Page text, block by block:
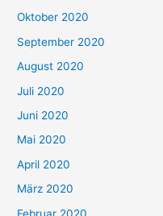
Oktober 2020
September 2020
August 2020
Juli 2020
Juni 2020
Mai 2020
April 2020
März 2020
Februar 2020